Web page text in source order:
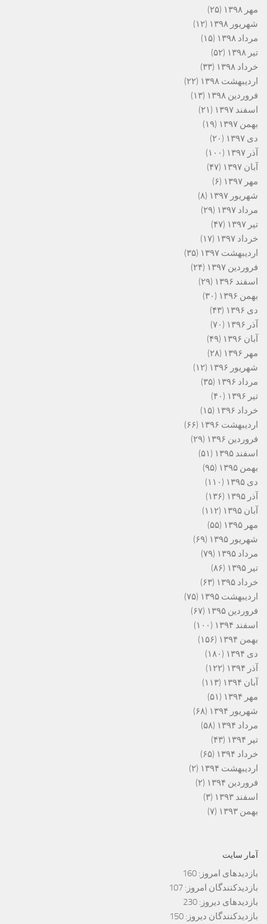
مهر ۱۳۹۸
(۲۵)
شهریور ۱۳۹۸
(۱۲)
مرداد ۱۳۹۸
(۱۵)
تیر ۱۳۹۸
(۵۲)
خرداد ۱۳۹۸
(۳۳)
اردیبهشت ۱۳۹۸
(۲۲)
فروردین ۱۳۹۸
(۱۳)
اسفند ۱۳۹۷
(۲۱)
بهمن ۱۳۹۷
(۱۹)
دی ۱۳۹۷
(۲۰)
آذر ۱۳۹۷
(۱۰۰)
آبان ۱۳۹۷
(۴۷)
مهر ۱۳۹۷
(۶)
شهریور ۱۳۹۷
(۸)
مرداد ۱۳۹۷
(۲۹)
تیر ۱۳۹۷
(۴۷)
خرداد ۱۳۹۷
(۱۷)
اردیبهشت ۱۳۹۷
(۳۵)
فروردین ۱۳۹۷
(۲۴)
اسفند ۱۳۹۶
(۲۹)
بهمن ۱۳۹۶
(۳۰)
دی ۱۳۹۶
(۴۳)
آذر ۱۳۹۶
(۷۰)
آبان ۱۳۹۶
(۴۹)
مهر ۱۳۹۶
(۲۸)
شهریور ۱۳۹۶
(۱۲)
مرداد ۱۳۹۶
(۳۵)
تیر ۱۳۹۶
(۴۰)
خرداد ۱۳۹۶
(۱۵)
اردیبهشت ۱۳۹۶
(۶۶)
فروردین ۱۳۹۶
(۲۹)
اسفند ۱۳۹۵
(۵۱)
بهمن ۱۳۹۵
(۹۵)
دی ۱۳۹۵
(۱۱۰)
آذر ۱۳۹۵
(۱۳۶)
آبان ۱۳۹۵
(۱۱۲)
مهر ۱۳۹۵
(۵۵)
شهریور ۱۳۹۵
(۶۹)
مرداد ۱۳۹۵
(۷۹)
تیر ۱۳۹۵
(۸۶)
خرداد ۱۳۹۵
(۶۳)
اردیبهشت ۱۳۹۵
(۷۵)
فروردین ۱۳۹۵
(۶۷)
اسفند ۱۳۹۴
(۱۰۰)
بهمن ۱۳۹۴
(۱۵۶)
دی ۱۳۹۴
(۱۸۰)
آذر ۱۳۹۴
(۱۲۲)
آبان ۱۳۹۴
(۱۱۳)
مهر ۱۳۹۴
(۵۱)
شهریور ۱۳۹۴
(۶۸)
مرداد ۱۳۹۴
(۵۸)
تیر ۱۳۹۴
(۴۳)
خرداد ۱۳۹۴
(۶۵)
اردیبهشت ۱۳۹۴
(۲)
فروردین ۱۳۹۴
(۲)
اسفند ۱۳۹۳
(۳)
بهمن ۱۳۹۳
(۷)
آمار سایت
بازدیدهای امروز: 160
بازدیدکنندگان امروز: 107
بازدیدهای دیروز: 230
بازدیدکنندگان دیروز: 150